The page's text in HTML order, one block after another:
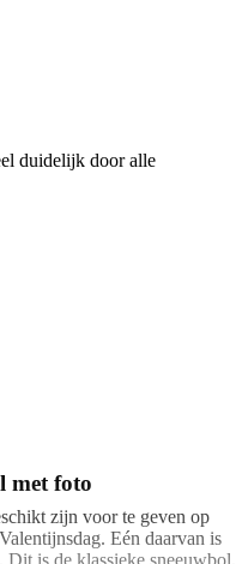
duidelijk door alle
met foto
zijn voor te geven op
Eén daarvan is